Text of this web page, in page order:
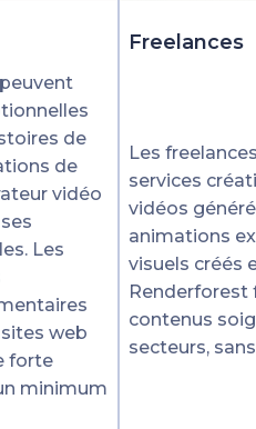
de
de
vidéo
Les
web
forte
minimum
Freelances
Les
services
vidéos
animations
visuels créés
Renderforest
contenus
secteurs,